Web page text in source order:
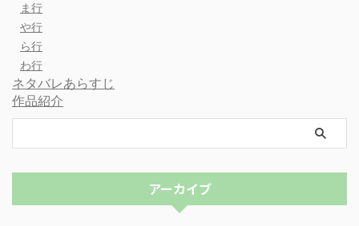
ま行
や行
ら行
わ行
ネタバレあらすじ
作品紹介
アーカイブ